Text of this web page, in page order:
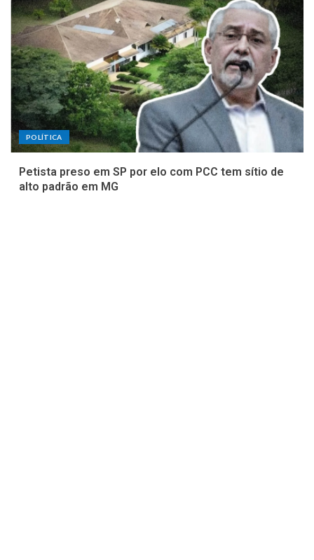
POLÍTICA
Petista preso em SP por elo com PCC tem sítio de
alto padrão em MG